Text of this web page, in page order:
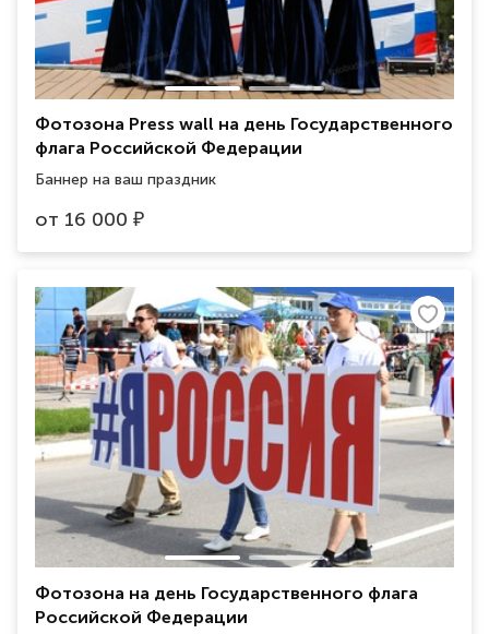
Фотозона Press wall на день Государственного
флага Российской Федерации
Баннер на ваш праздник
от 16 000 ₽
Фотозона на день Государственного флага
Российской Федерации